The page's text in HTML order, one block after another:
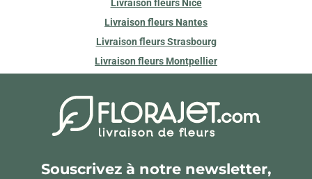
Livraison fleurs Nice
Livraison fleurs Nantes
Livraison fleurs Strasbourg
Livraison fleurs Montpellier
Souscrivez à notre newsletter,